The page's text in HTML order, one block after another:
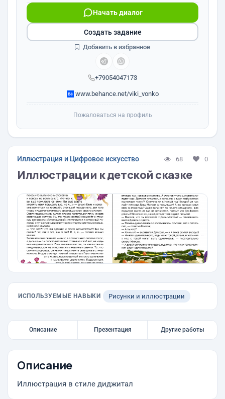
+79054047173
Начать диалог
www.behance.net/viki_vonko
Создать задание
Добавить в избранное
Пожаловаться на профиль
Иллюстрация и Цифровое искусство 68 0
Иллюстрации к детской сказке
ИСПОЛЬЗУЕМЫЕ НАВЫКИ Рисунки и иллюстрации
Описание Презентация Другие работы
Описание
Иллюстрация в стиле диджитал